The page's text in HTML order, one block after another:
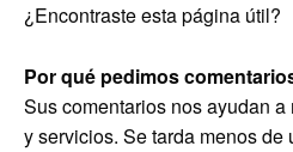
¿Encontraste esta página útil?
Por qué pedimos
Sus comentarios nos ayudan
y servicios. Se tarda menos de